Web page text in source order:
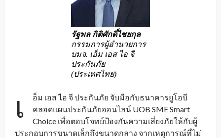
รัฐพล กิติศักดิ์ไชยกุล
กรรมการผู้อำนวยการ
บมจ. เอ็ม เอส ไอ จี
ประกันภัย
(ประเทศไทย)
เ
อ็ม เอส ไอ จี ประกันภัย จับมือกับธนาคารยูโอบี
คลอดแผนประกันภัยออนไลน์ UOB SME Smart
Choice เพื่อตอบโจทย์ป้องกันความเสี่ยงภัยให้กับผู้
ประกอบการขนาดเล็กถึงขนาดกลาง จากเหตุการณ์ที่ไม่